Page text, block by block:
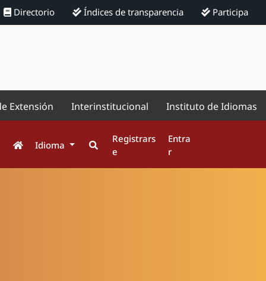
Directorio Índices de transparencia Participa
Extensión Interinstitucional Instituto de Idiomas
Idioma
Registrars
e
Entra
r